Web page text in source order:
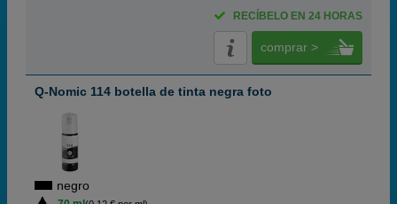
RECÍBELO EN 24 HORAS
comprar >
Q-Nomic 114 botella de tinta negra foto
negro